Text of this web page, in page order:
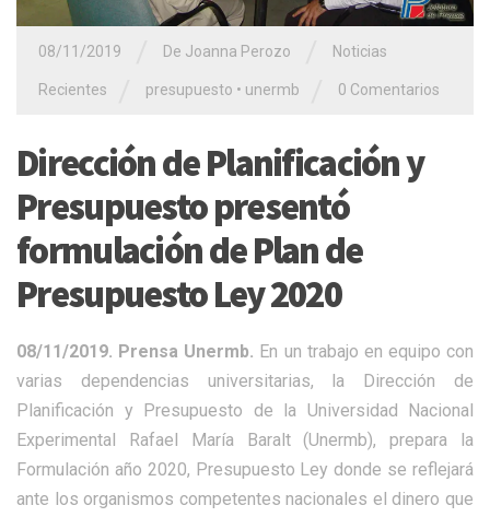
08/11/2019 De Joanna Perozo Noticias
Recientes presupuesto • unermb 0 Comentarios
Dirección de Planificación y
Presupuesto presentó
formulación de Plan de
Presupuesto Ley 2020
08/11/2019. Prensa Unermb. En un trabajo en equipo con
varias dependencias universitarias, la Dirección de
Planificación y Presupuesto de la Universidad Nacional
Experimental Rafael María Baralt (Unermb), prepara la
Formulación año 2020, Presupuesto Ley donde se reflejará
ante los organismos competentes nacionales el dinero que